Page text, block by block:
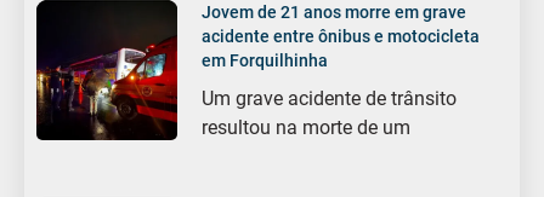
Jovem de 21 anos morre em grave
acidente entre ônibus e motocicleta
em Forquilhinha
Um grave acidente de trânsito
resultou na morte de um